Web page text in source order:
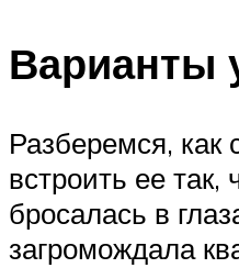
Варианты
Разберемся, как
встроить ее так,
бросалась в
загромождала